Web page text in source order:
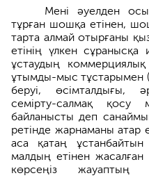
Мені әуелден
тұрған шошқа етінен,
тарта алмай отырғаны
етінің үлкен
ұстаудың коммерциялық
ұтымды-мыс тұстарымен
беруі, өсімталдығы,
семірту-салмақ қосу
байланысты деп
ретінде жарнаманы атар
аса қатаң
малдың етінен жасалған
көрсеңіз